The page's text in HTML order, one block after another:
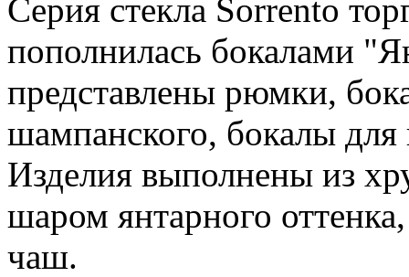
Серия стекла Sorrento
пополнилась бокалами
представлены рюмки,
шампанского, бокалы для
Изделия выполнены из
шаром янтарного
чаш.